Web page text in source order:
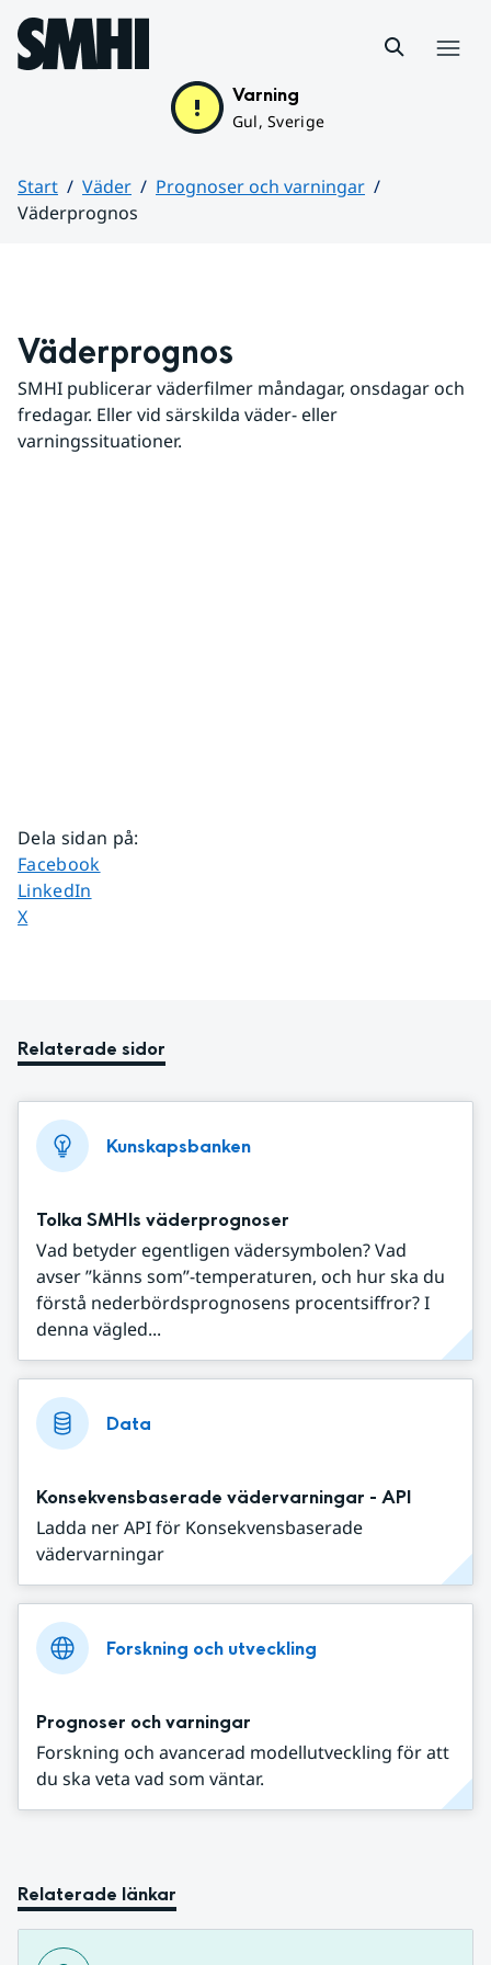
Hoppa till sidans innehåll
Varning
Gul, Sverige
Start Väder
Prognoser och varningar
Väderprognos
Väderprognos
SMHI publicerar väderfilmer måndagar, onsdagar och
fredagar. Eller vid särskilda väder- eller
varningssituationer.
Dela sidan på:
Dela sidan på
Facebook
Dela sidan på
LinkedIn
Dela sidan på
X
Relaterade sidor
Kunskapsbanken
Tolka SMHIs väderprognoser
Vad betyder egentligen vädersymbolen? Vad
avser ”känns som”-temperaturen, och hur ska du
förstå nederbördsprognosens procentsiffror? I
denna vägled...
Data
Konsekvensbaserade vädervarningar - API
Ladda ner API för Konsekvensbaserade
vädervarningar
Forskning och utveckling
Prognoser och varningar
Forskning och avancerad modellutveckling för att
du ska veta vad som väntar.
Relaterade länkar